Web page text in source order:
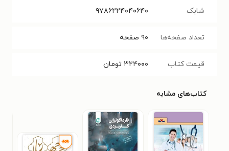
شابک ۹۷۸۶۲۲۴۰۴۰۶۴۰
تعداد صفحه‌ها ۹۰ صفحه
قیمت کتاب ۳۲۴۰۰۰ تومان
کتاب‌های مشابه